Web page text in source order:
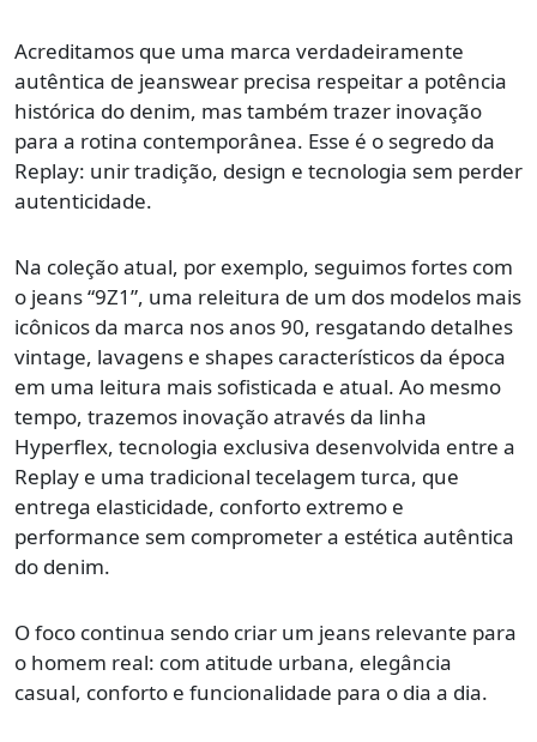
Acreditamos que uma marca verdadeiramente
autêntica de jeanswear precisa respeitar a potência
histórica do denim, mas também trazer inovação
para a rotina contemporânea. Esse é o segredo da
Replay: unir tradição, design e tecnologia sem perder
autenticidade.
Na coleção atual, por exemplo, seguimos fortes com
o jeans “9Z1”, uma releitura de um dos modelos mais
icônicos da marca nos anos 90, resgatando detalhes
vintage, lavagens e shapes característicos da época
em uma leitura mais sofisticada e atual. Ao mesmo
tempo, trazemos inovação através da linha
Hyperflex, tecnologia exclusiva desenvolvida entre a
Replay e uma tradicional tecelagem turca, que
entrega elasticidade, conforto extremo e
performance sem comprometer a estética autêntica
do denim.
O foco continua sendo criar um jeans relevante para
o homem real: com atitude urbana, elegância
casual, conforto e funcionalidade para o dia a dia.